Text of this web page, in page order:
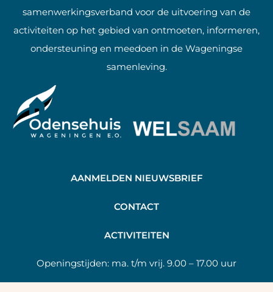
samenwerkingsverband voor de uitvoering van de
activiteiten op het gebied van ontmoeten, informeren,
ondersteuning en meedoen in de Wageningse
samenleving.
AANMELDEN NIEUWSBRIEF
CONTACT
ACTIVITEITEN
Openingstijden: ma. t/m vrij. 9.00 – 17.00 uur